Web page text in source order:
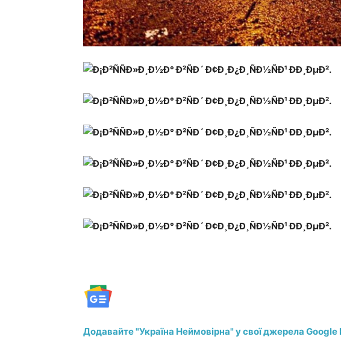
Додавайте "Україна Неймовірна" у свої джерела Google